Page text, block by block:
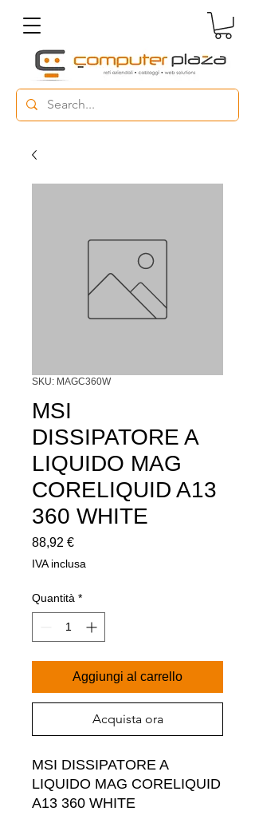
SKU: MAGC360W
MSI
DISSIPATORE A
LIQUIDO MAG
CORELIQUID A13
360 WHITE
88,92 €Prezzo
IVA inclusa
Quantità *
Aggiungi al carrello
Acquista ora
MSI DISSIPATORE A
LIQUIDO MAG CORELIQUID
A13 360 WHITE